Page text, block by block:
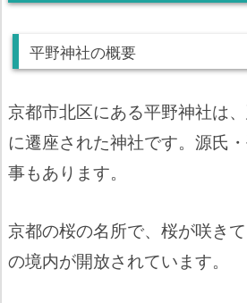
平野神社の概要
京都市北区にある平野神社は
に遷座された神社です。源氏
事もあります。
京都の桜の名所で、桜が咲き
の境内が開放されています。